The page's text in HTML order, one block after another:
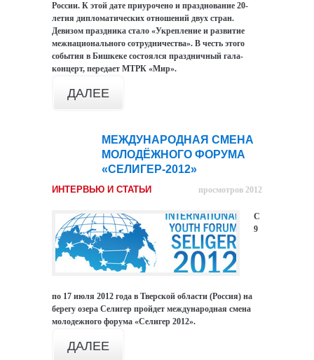
России. К этой дате приурочено и празднование 20-
летия дипломатических отношений двух стран.
Девизом праздника стало «Укрепление и развитие
межнационального сотрудничества». В честь этого
события в Бишкеке состоялся праздничный гала-
концерт, передает МТРК «Мир».
ДАЛЕЕ
МЕЖДУНАРОДНАЯ СМЕНА
МОЛОДЁЖНОГО ФОРУМА
«СЕЛИГЕР-2012»
ИНТЕРВЬЮ И СТАТЬИ просмотров 2012
С
9
по 17 июля 2012 года в Тверской области (Россия) на
берегу озера Селигер пройдет международная смена
молодежного форума «Селигер 2012».
ДАЛЕЕ